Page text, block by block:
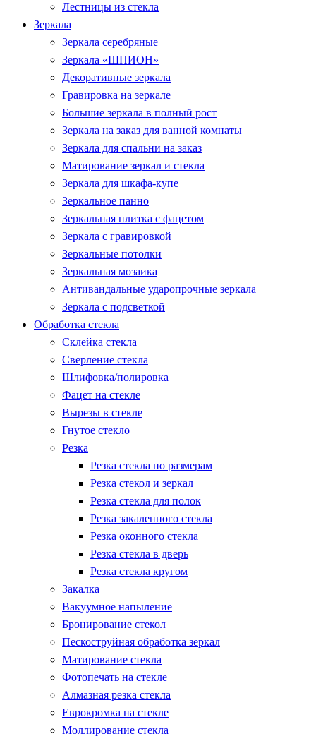
Лестницы из стекла
Зеркала
Зеркала серебряные
Зеркала «ШПИОН»
Декоративные зеркала
Гравировка на зеркале
Большие зеркала в полный рост
Зеркала на заказ для ванной комнаты
Зеркала для спальни на заказ
Матирование зеркал и стекла
Зеркала для шкафа-купе
Зеркальное панно
Зеркальная плитка с фацетом
Зеркала с гравировкой
Зеркальные потолки
Зеркальная мозаика
Антивандальные ударопрочные зеркала
Зеркала с подсветкой
Обработка стекла
Склейка стекла
Сверление стекла
Шлифовка/полировка
Фацет на стекле
Вырезы в стекле
Гнутое стекло
Резка
Резка стекла по размерам
Резка стекол и зеркал
Резка стекла для полок
Резка закаленного стекла
Резка оконного стекла
Резка стекла в дверь
Резка стекла кругом
Закалка
Вакуумное напыление
Бронирование стекол
Пескоструйная обработка зеркал
Матирование стекла
Фотопечать на стекле
Алмазная резка стекла
Еврокромка на стекле
Моллирование стекла